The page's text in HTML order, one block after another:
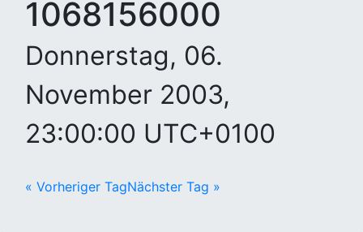
1068156000
Donnerstag, 06.
November 2003,
23:00:00 UTC+0100
« Vorheriger TagNächster Tag »